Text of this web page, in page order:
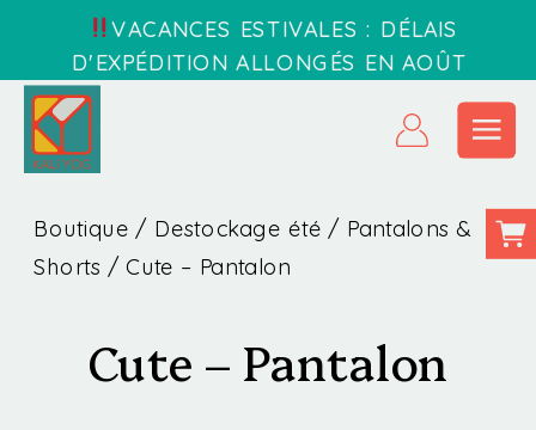
VACANCES ESTIVALES : DÉLAIS
D'EXPÉDITION ALLONGÉS EN AOÛT
Boutique / Destockage été / Pantalons &
Shorts / Cute – Pantalon
Cute – Pantalon